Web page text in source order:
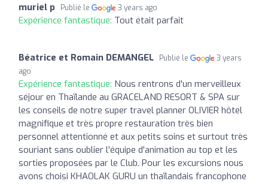
muriel p Publié le 3 years ago
Expérience fantastique: Tout était parfait
Béatrice et Romain DEMANGEL Publié le
3 years
ago
Expérience fantastique: Nous rentrons d'un merveilleux
séjour en Thaïlande au GRACELAND RESORT & SPA sur
les conseils de notre super travel planner OLIVIER hôtel
magnifique et très propre restauration très bien
personnel attentionné et aux petits soins et surtout très
souriant sans oublier l'équipe d'animation au top et les
sorties proposées par le Club. Pour les excursions nous
avons choisi KHAOLAK GURU un thaïlandais francophone